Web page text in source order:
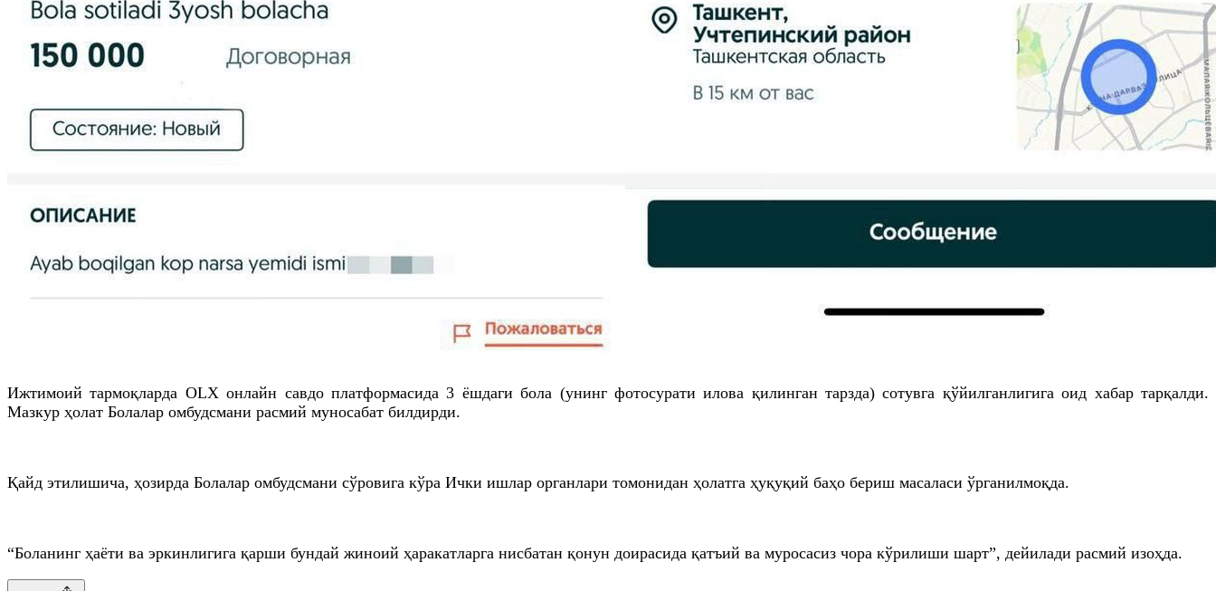
Ижтимоий тармоқларда OLX онлайн савдо платформасида 3 ёшдаги бола (унинг фотосурати илова қилинган тарзда) сотувга қўйилганлигига оид хабар тарқалди.
Мазкур ҳолат Болалар омбудсмани расмий муносабат билдирди.
Қайд этилишича, ҳозирда Болалар омбудсмани сўровига кўра Ички ишлар органлари томонидан ҳолатга ҳуқуқий баҳо бериш масаласи ўрганилмоқда.
“Боланинг ҳаёти ва эркинлигига қарши бундай жиноий ҳаракатларга нисбатан қонун доирасида қатъий ва муросасиз чора кўрилиши шарт”, дейилади расмий изоҳда.